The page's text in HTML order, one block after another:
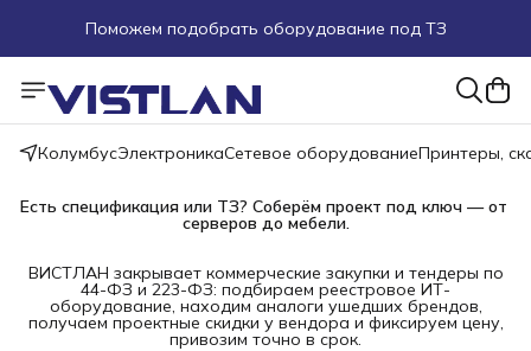
Поможем подобрать оборудование под ТЗ
Пуско-наладочные работы
Пришлите запрос на e-mail или в чат
Более 100 000 позиций в наличии и под заказ
КолумбусЭлектроникаСетевое оборудованиеПринтеры,
Есть спецификация или ТЗ? Соберём проект под ключ — от
серверов до мебели.
ВИСТЛАН закрывает коммерческие закупки и тендеры по
44-ФЗ и 223-ФЗ: подбираем реестровое ИТ-
оборудование, находим аналоги ушедших брендов,
получаем проектные скидки у вендора и фиксируем цену,
привозим точно в срок.